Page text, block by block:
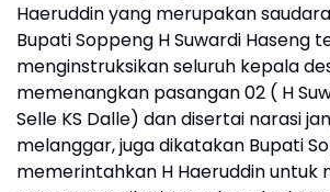
Haeruddin yang merupakan
Bupati Soppeng H Suwardi Haseng
menginstruksikan seluruh kepala
memenangkan pasangan 02 ( H
Selle KS Dalle) dan disertai narasi
melanggar, juga dikatakan Bupati
memerintahkan H Haeruddin untuk